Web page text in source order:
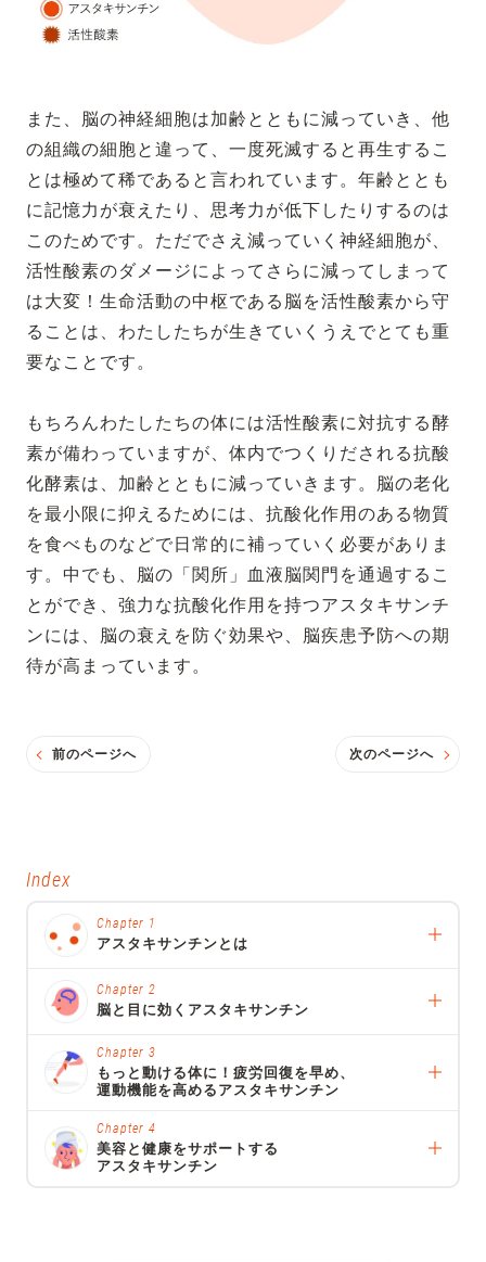
また、脳の神経細胞は加齢とともに減っていき、他
の組織の細胞と違って、一度死滅すると再生するこ
とは極めて稀であると言われています。年齢ととも
に記憶力が衰えたり、思考力が低下したりするのは
このためです。ただでさえ減っていく神経細胞が、
活性酸素のダメージによってさらに減ってしまって
は大変！生命活動の中枢である脳を活性酸素から守
ることは、わたしたちが生きていくうえでとても重
要なことです。
もちろんわたしたちの体には活性酸素に対抗する酵
素が備わっていますが、体内でつくりだされる抗酸
化酵素は、加齢とともに減っていきます。脳の老化
を最小限に抑えるためには、抗酸化作用のある物質
を食べものなどで日常的に補っていく必要がありま
す。中でも、脳の「関所」血液脳関門を通過するこ
とができ、強力な抗酸化作用を持つアスタキサンチ
ンには、脳の衰えを防ぐ効果や、脳疾患予防への期
待が高まっています。
前のページへ 次のページへ
Index
Chapter 1
アスタキサンチンとは
Chapter 2
脳と目に効くアスタキサンチン
Chapter 3
もっと動ける体に！疲労回復を早め、
運動機能を高めるアスタキサンチン
Chapter 4
美容と健康をサポートする
アスタキサンチン